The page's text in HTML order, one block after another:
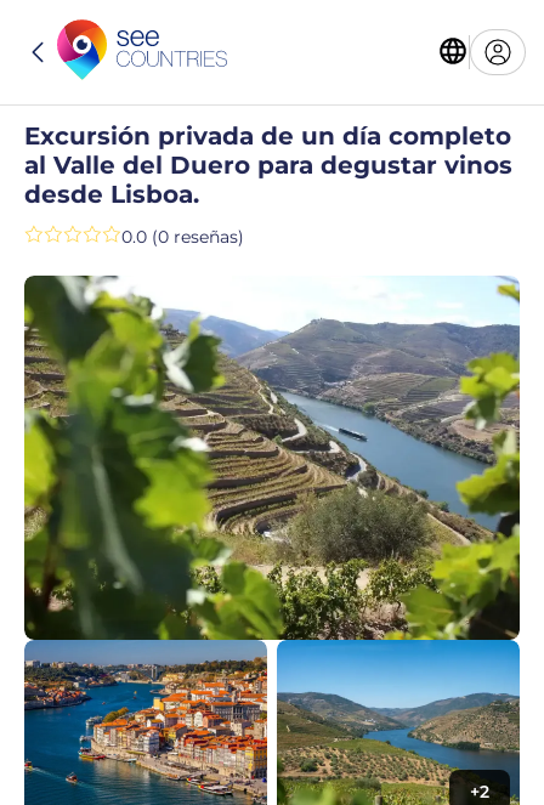
Excursión privada de un día completo
al Valle del Duero para degustar vinos
desde Lisboa.
0.0 (0 reseñas)
+2